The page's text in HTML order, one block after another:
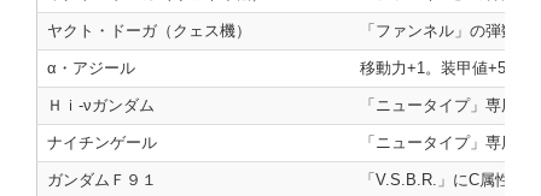
ヤクト・ドーガ（クェス機） 「ファンネル」の弾数
α・アジール 移動力+1。装甲値+500。
Ｈｉ‐νガンダム 「ニュータイプ」専用
ナイチンゲール 「ニュータイプ」専用
ガンダムＦ９１ 「V.S.B.R.」にC属性付